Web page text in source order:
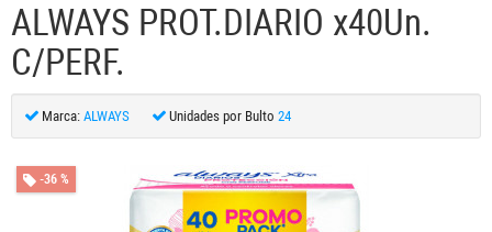
ALWAYS PROT.DIARIO x40Un.
C/PERF.
Marca: ALWAYS Unidades por Bulto 24
-36 %